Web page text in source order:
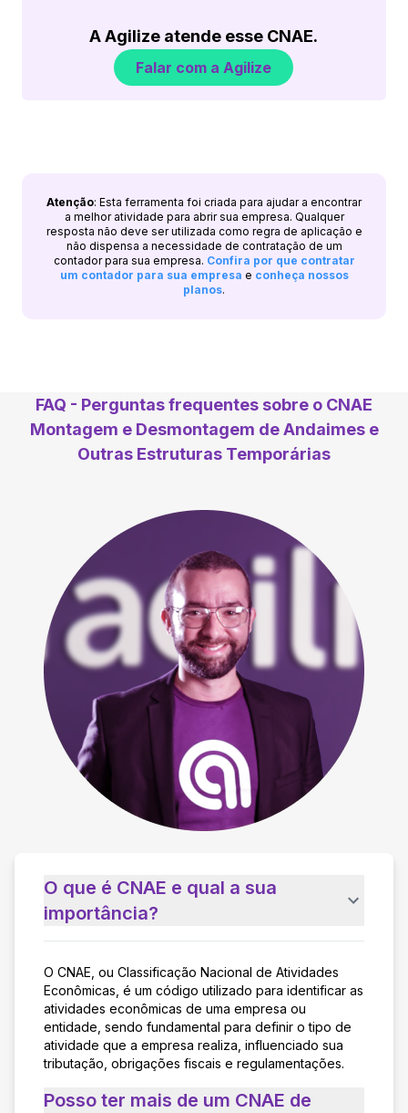
A Agilize atende esse CNAE.
Falar com a Agilize
Atenção: Esta ferramenta foi criada para ajudar a encontrar
a melhor atividade para abrir sua empresa. Qualquer
resposta não deve ser utilizada como regra de aplicação e
não dispensa a necessidade de contratação de um
contador para sua empresa. Confira por que contratar
um contador para sua empresa e conheça nossos
planos.
FAQ - Perguntas frequentes sobre o CNAE
Montagem e Desmontagem de Andaimes e
Outras Estruturas Temporárias
O que é CNAE e qual a sua
importância?
O CNAE, ou Classificação Nacional de Atividades
Econômicas, é um código utilizado para identificar as
atividades econômicas de uma empresa ou
entidade, sendo fundamental para definir o tipo de
atividade que a empresa realiza, influenciado sua
tributação, obrigações fiscais e regulamentações.
Posso ter mais de um CNAE de